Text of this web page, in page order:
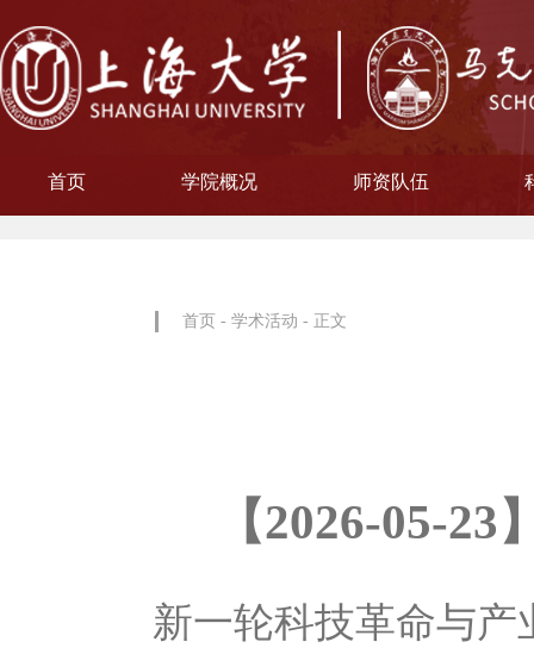
首页 学院概况 师资队伍
首页 - 学术活动 - 正文
【2026-05-23
新一轮科技革命与